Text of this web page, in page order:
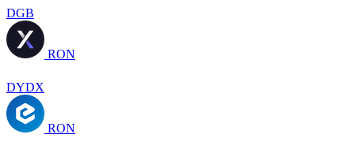
DGB
RON
DYDX
RON